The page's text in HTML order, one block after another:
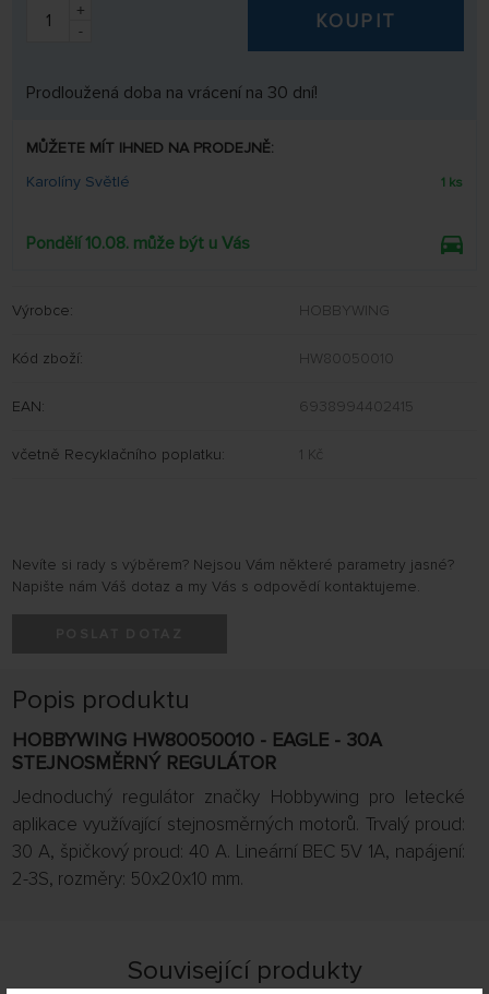
+
-
KOUPIT
Prodloužená doba na vrácení na 30 dní!
MŮŽETE MÍT IHNED NA PRODEJNĚ:
Karolíny Světlé
1 ks
Pondělí 10.08. může být u Vás
Výrobce: HOBBYWING
Kód zboží: HW80050010
EAN: 6938994402415
včetně Recyklačního poplatku: 1 Kč
Nevíte si rady s výběrem? Nejsou Vám některé parametry jasné?
Napište nám Váš dotaz a my Vás s odpovědí kontaktujeme.
Popis produktu
HOBBYWING HW80050010 - EAGLE - 30A
STEJNOSMĚRNÝ REGULÁTOR
Jednoduchý regulátor značky Hobbywing pro letecké
aplikace využívající stejnosměrných motorů. Trvalý proud:
30 A, špičkový proud: 40 A. Lineární BEC 5V 1A, napájení:
2-3S, rozměry: 50x20x10 mm.
Související produkty